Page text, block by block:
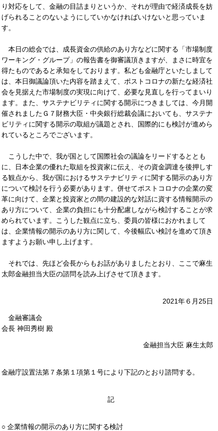
り対応をして、金融の目詰まりというか、それが理由で経済成長を妨
げられることのないようにしていかなければいけないと思っていま
す。
本日の総会では、成長資金の供給のあり方などに関する「市場制度
ワーキング・グループ」の報告書を御審議頂きますが、まさに時宜を
得たものであると承知をしております。私ども金融庁といたしまして
は、本日御議論頂いた内容を踏まえて、ポストコロナの新たな経済社
会を見据えた市場制度の実現に向けて、必要な見直しを行ってまいり
ます。また、サステナビリティに関する開示につきましては、今月開
催されましたＧ７財務大臣・中央銀行総裁会議においても、サステナ
ビリティに関する開示の取組が議題とされ、国際的にも検討が進めら
れているところでございます。
こうした中で、我が国として国際社会の議論をリードするととも
に、日本企業の優れた取組を投資家に伝え、その資金調達を後押しす
る観点から、我が国におけるサステナビリティに関する開示のあり方
について検討を行う必要があります。併せてポストコロナの企業の変
革に向けて、企業と投資家との間の建設的な対話に資する情報開示の
あり方について、企業の負担にも十分配慮しながら検討することが求
められています。こうした観点に立ち、委員の皆様におかれまして
は、企業情報の開示のあり方に関して、今後幅広い検討を進めて頂き
ますようお願い申し上げます。
それでは、先ほど会長からもお話がありましたとおり、ここで麻生
太郎金融担当大臣の諮問を読み上げさせて頂きます。
2021年６月25日
金融審議会
会長 神田秀樹 殿
金融担当大臣 麻生太郎
金融庁設置法第７条第１項第１号により下記のとおり諮問する。
記
○ 企業情報の開示のあり方に関する検討